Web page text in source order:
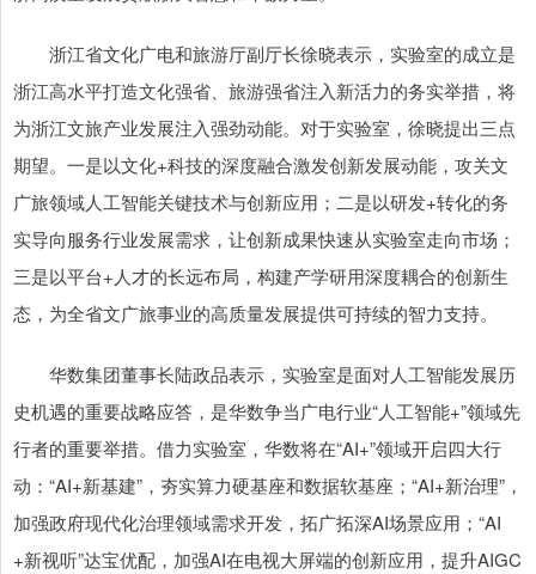
浙江省文化广电和旅游厅副厅长徐晓表示，实验室的成立是
浙江高水平打造文化强省、旅游强省注入新活力的务实举措，将
为浙江文旅产业发展注入强劲动能。对于实验室，徐晓提出三点
期望。一是以文化+科技的深度融合激发创新发展动能，攻关文
广旅领域人工智能关键技术与创新应用；二是以研发+转化的务
实导向服务行业发展需求，让创新成果快速从实验室走向市场；
三是以平台+人才的长远布局，构建产学研用深度耦合的创新生
态，为全省文广旅事业的高质量发展提供可持续的智力支持。
华数集团董事长陆政品表示，实验室是面对人工智能发展历
史机遇的重要战略应答，是华数争当广电行业“人工智能+”领域先
行者的重要举措。借力实验室，华数将在“AI+”领域开启四大行
动：“AI+新基建”，夯实算力硬基座和数据软基座；“AI+新治理”，
加强政府现代化治理领域需求开发，拓广拓深AI场景应用；“AI
+新视听”达宝优配，加强AI在电视大屏端的创新应用，提升AIGC